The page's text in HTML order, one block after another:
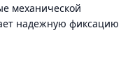
механической
надежную фиксацию